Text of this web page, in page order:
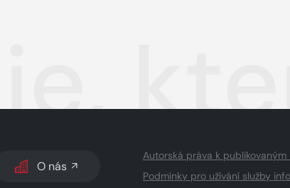
O nás
Autorská práva k publikovaným
Podmínky pro užívání služby